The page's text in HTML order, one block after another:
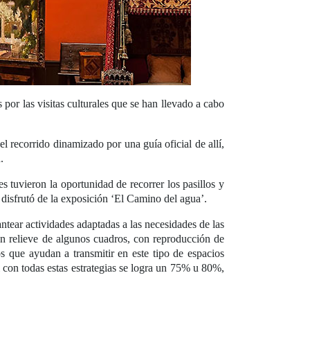
las visitas culturales que se han llevado a cabo
recorrido dinamizado por una guía oficial de allí,
tuvieron la oportunidad de recorrer los pasillos y
de la exposición ‘El Camino del agua’.
actividades adaptadas a las necesidades de las
relieve de algunos cuadros, con reproducción de
que ayudan a transmitir en este tipo de espacios
todas estas estrategias se logra un 75% u 80%,